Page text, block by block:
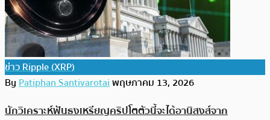
ข่าว Ripple (XRP)
ByPatiphan Santivarotaiพฤษภาคม 13, 2026
นักวิเคราะห์ฟันธงเหรียญคริปโตตัวนี้จะได้อานิสงส์จาก